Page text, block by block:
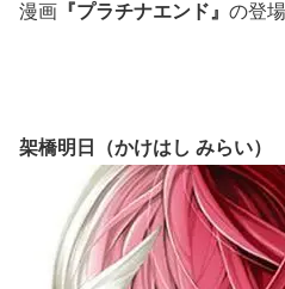
漫画 『プラチナエンド』 の登
架橋明日（かけはし みらい）